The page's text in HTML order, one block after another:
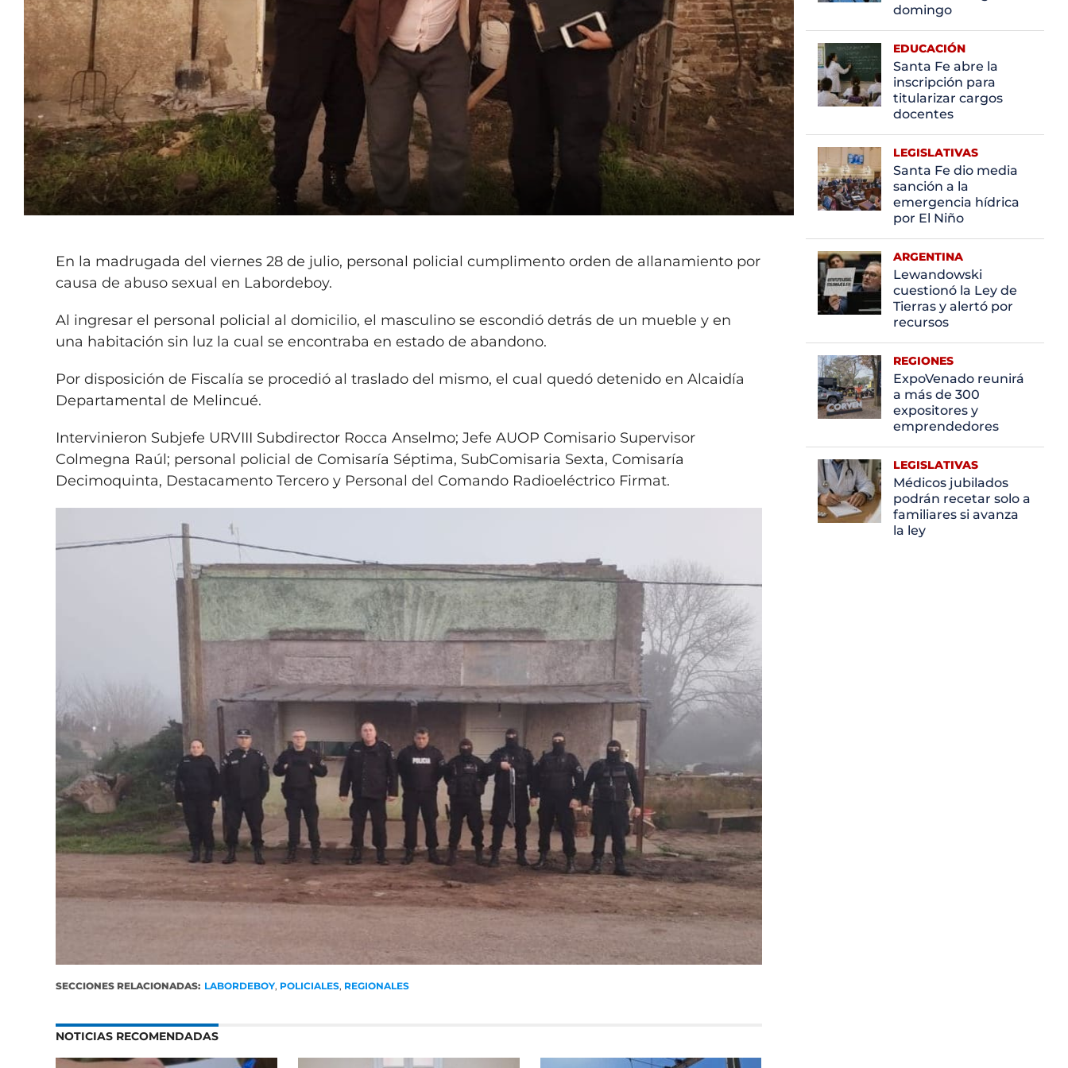
En la madrugada del viernes 28 de julio, personal policial cumplimento orden de allanamiento por
causa de abuso sexual en Labordeboy.
Al ingresar el personal policial al domicilio, el masculino se escondió detrás de un mueble y en
una habitación sin luz la cual se encontraba en estado de abandono.
Por disposición de Fiscalía se procedió al traslado del mismo, el cual quedó detenido en Alcaidía
Departamental de Melincué.
Intervinieron Subjefe URVIII Subdirector Rocca Anselmo; Jefe AUOP Comisario Supervisor
Colmegna Raúl; personal policial de Comisaría Séptima, SubComisaria Sexta, Comisaría
Decimoquinta, Destacamento Tercero y Personal del Comando Radioeléctrico Firmat.
SECCIONES RELACIONADAS: LABORDEBOY, POLICIALES, REGIONALES
NOTICIAS RECOMENDADAS
domingo
EDUCACIÓN
Santa Fe abre la
inscripción para
titularizar cargos
docentes
LEGISLATIVAS
Santa Fe dio media
sanción a la
emergencia hídrica
por El Niño
ARGENTINA
Lewandowski
cuestionó la Ley de
Tierras y alertó por
recursos
REGIONES
ExpoVenado reunirá
a más de 300
expositores y
emprendedores
LEGISLATIVAS
Médicos jubilados
podrán recetar solo a
familiares si avanza
la ley